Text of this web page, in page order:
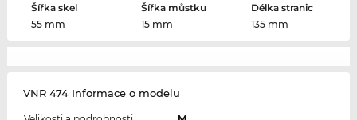
Šířka skel
55 mm
Šířka můstku
15 mm
Délka stranic
135 mm
VNR 474 Informace o modelu